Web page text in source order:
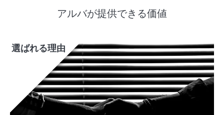
アルバが提供できる価値
選ばれる理由